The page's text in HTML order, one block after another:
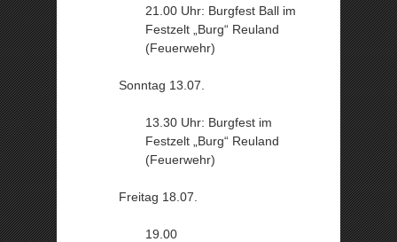
21.00 Uhr: Burgfest Ball im
Festzelt „Burg“ Reuland
(Feuerwehr)
Sonntag 13.07.
13.30 Uhr: Burgfest im
Festzelt „Burg“ Reuland
(Feuerwehr)
Freitag 18.07.
19.00